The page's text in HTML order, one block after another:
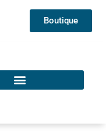
Boutique